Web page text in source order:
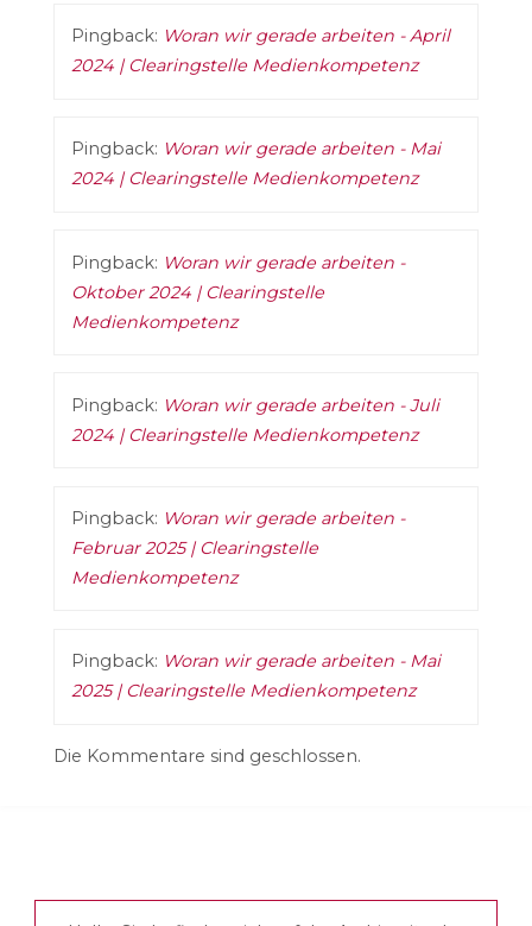
Pingback: Woran wir gerade arbeiten - April
2024 | Clearingstelle Medienkompetenz
Pingback: Woran wir gerade arbeiten - Mai
2024 | Clearingstelle Medienkompetenz
Pingback: Woran wir gerade arbeiten -
Oktober 2024 | Clearingstelle
Medienkompetenz
Pingback: Woran wir gerade arbeiten - Juli
2024 | Clearingstelle Medienkompetenz
Pingback: Woran wir gerade arbeiten -
Februar 2025 | Clearingstelle
Medienkompetenz
Pingback: Woran wir gerade arbeiten - Mai
2025 | Clearingstelle Medienkompetenz
Die Kommentare sind geschlossen.